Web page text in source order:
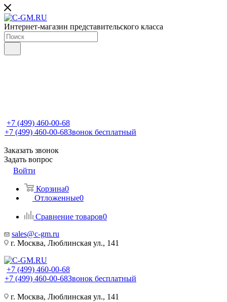
Интернет-магазин представительского класса
+7 (499) 460-00-68
+7 (499) 460-00-68Звонок бесплатный
Заказать звонок
Задать вопрос
Войти
Корзина0
Отложенные0
Сравнение товаров0
sales@c-gm.ru
г. Москва, Люблинская ул., 141
+7 (499) 460-00-68
+7 (499) 460-00-68Звонок бесплатный
г. Москва, Люблинская ул., 141